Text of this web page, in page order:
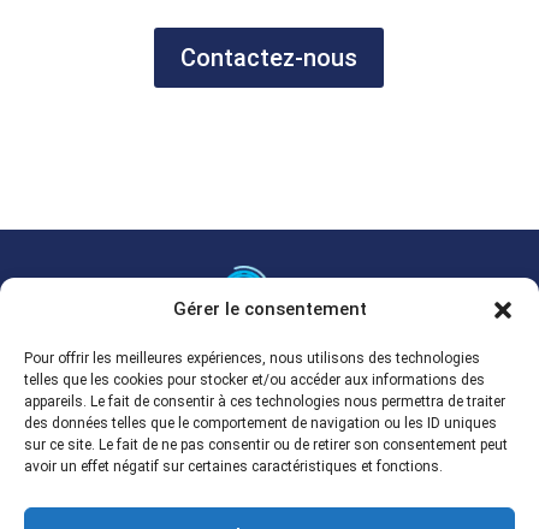
Gérer le consentement
Pour offrir les meilleures expériences, nous utilisons des technologies
telles que les cookies pour stocker et/ou accéder aux informations des
appareils. Le fait de consentir à ces technologies nous permettra de traiter
des données telles que le comportement de navigation ou les ID uniques
sur ce site. Le fait de ne pas consentir ou de retirer son consentement peut
avoir un effet négatif sur certaines caractéristiques et fonctions.
Contactez-nous
Grossiste multimarque en ligne.
Spécialisé en fontaines de nettoyage et dégraissage
professionnelles.
Appelez-nous au 02 40 37 94 39
 contact@arsilom.com
Immeuble SKYLINE, 22, Mail Pablo Picasso